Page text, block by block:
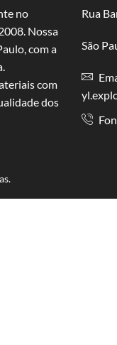
no
Nossa
com a
com
dos
Rua
São